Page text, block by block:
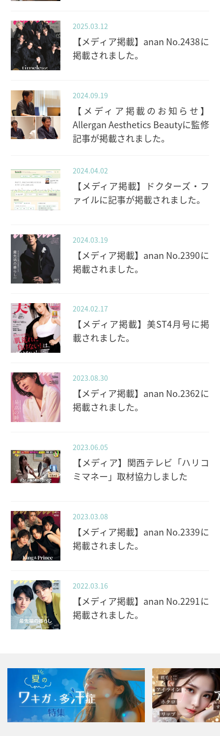
2025.03.12
【メディア掲載】anan No.2438に
掲載されました。
2024.09.19
【メディア掲載のお知らせ】
Allergan Aesthetics Beautyに監修
記事が掲載されました。
2024.04.02
【メディア掲載】ドクターズ・フ
ァイルに記事が掲載されました。
2024.03.19
【メディア掲載】anan No.2390に
掲載されました。
2024.02.17
【メディア掲載】美ST4月号に掲
載されました。
2023.08.30
【メディア掲載】anan No.2362に
掲載されました。
2023.06.05
【メディア】関西テレビ「ハリコ
ミマネー」取材協力しました
2023.03.08
【メディア掲載】anan No.2339に
掲載されました。
2022.03.16
【メディア掲載】anan No.2291に
掲載されました。